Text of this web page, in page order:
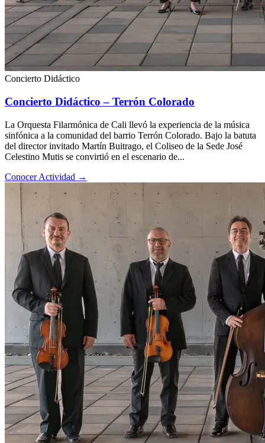
Concierto Didáctico
Concierto Didáctico – Terrón Colorado
La Orquesta Filarmónica de Cali llevó la experiencia de la música
sinfónica a la comunidad del barrio Terrón Colorado. Bajo la batuta
del director invitado Martín Buitrago, el Coliseo de la Sede José
Celestino Mutis se convirtió en el escenario de...
Conocer Actividad →